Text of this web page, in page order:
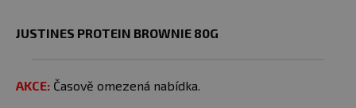
JUSTINES PROTEIN BROWNIE 80G
AKCE: Časově omezená nabídka.